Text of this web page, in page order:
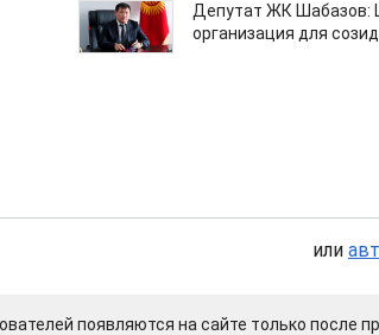
Депутат ЖК Шабазов:
организация для
или
появляются на сайте только после